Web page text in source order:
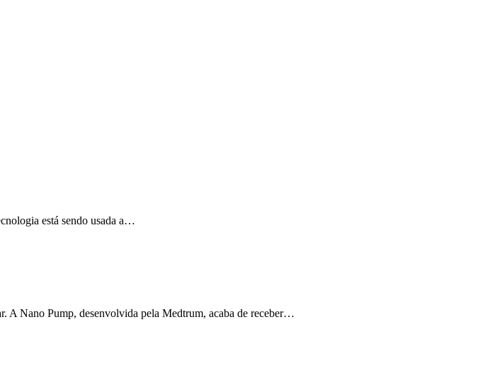
está sendo usada a…
A Nano Pump, desenvolvida pela Medtrum, acaba de receber…